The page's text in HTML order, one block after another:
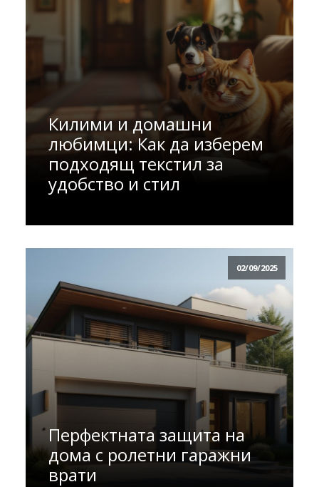
Килими и домашни
любимци: Как да изберем
подходящ текстил за
удобство и стил
02/09/2025
Перфектната защита на
дома с ролетни гаражни
врати